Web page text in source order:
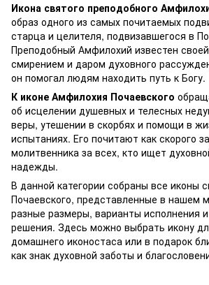
Икона святого преподобного
образ одного из самых почитаемых
старца и целителя, подвизавшегося в
Преподобный Амфилохий известен
смирением и даром духовного
он помогал людям находить путь к Богу.
К иконе Амфилохия Почаевского
об исцелении душевных и телесных
веры, утешении в скорбях и помощи в
испытаниях. Его почитают как скорого
молитвенника за всех, кто ищет
надежды.
В данной категории собраны все иконы
Почаевского, представленные в нашем
разные размеры, варианты исполнения
решения. Здесь можно выбрать икону
домашнего иконостаса или в подарок
как знак духовной заботы и